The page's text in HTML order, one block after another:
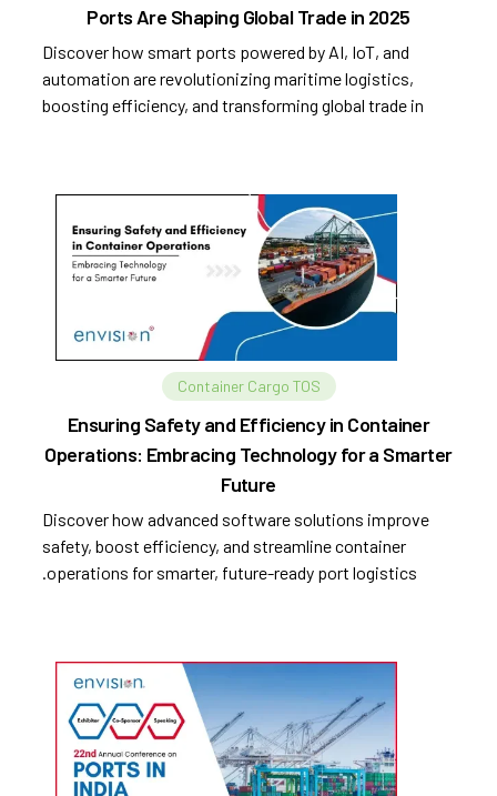
Ports Are Shaping Global Trade in 2025
Discover how smart ports powered by AI, IoT, and
automation are revolutionizing maritime logistics,
boosting efficiency, and transforming global trade in
Container Cargo TOS
Ensuring Safety and Efficiency in Container
Operations: Embracing Technology for a Smarter
Future
Discover how advanced software solutions improve
safety, boost efficiency, and streamline container
operations for smarter, future-ready port logistics.